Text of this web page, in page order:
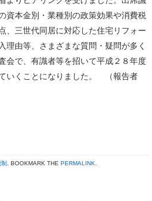
資本金別・業種別の政策効果や消費税
、三世代同居に対応した住宅リフォー
理由等、さまざまな質問・疑問が多く
会で、有識者等を招いて平成２８年度
いくことになりました。 （報告者
. BOOKMARK THE PERMALINK